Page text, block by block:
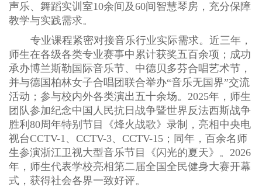
声乐、舞蹈实训室10余间及60间智慧琴房，充分保障
教学与实践需求。
专业课程紧密对接音乐行业实际需求。近三年，
师生在各级各类专业赛事中累计获奖五百余项；成功
承办博兰斯勒国际音乐节、中德贝多芬合唱艺术节，
并与德国柏林女子合唱团联合举办“音乐无国界”交流
活动；参与校内外各类演出五十余场。2025年，师生
团队参加纪念中国人民抗日战争暨世界反法西斯战争
胜利80周年特别节目《烽火战歌》录制，亮相中央电
视台CCTV-1、CCTV-3、CCTV-15；同年，百余名师
生参演浙江卫视大型音乐节目《闪光的夏天》。2026
年，师生代表学校亮相第二届全国全民健身大赛开幕
式，获得社会各界一致好评。